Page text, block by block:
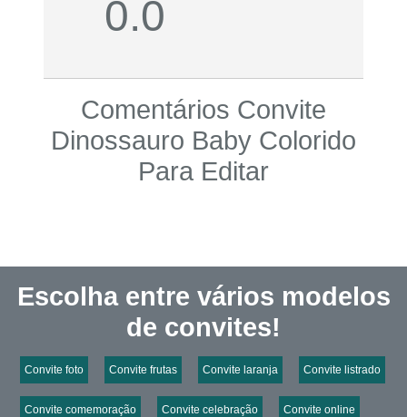
0.0
Comentários Convite
Dinossauro Baby Colorido
Para Editar
Escolha entre vários modelos
de convites!
Convite foto Convite frutas Convite laranja Convite listrado
Convite comemoração Convite celebração Convite online